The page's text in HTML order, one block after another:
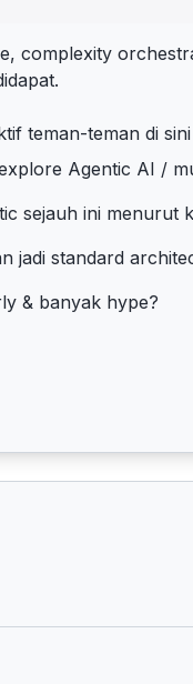
complexity
teman-teman di sini
Agentic AI /
sejauh ini menurut
jadi standard
& banyak hype?